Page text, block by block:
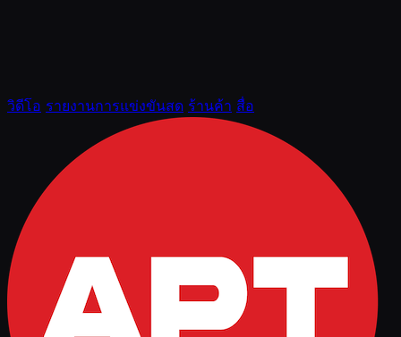
วิดีโอ รายงานการแข่งขันสด ร้านค้า สื่อ